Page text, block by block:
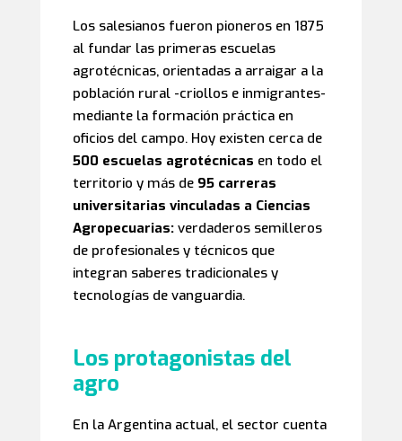
Los salesianos fueron pioneros en 1875
al fundar las primeras escuelas
agrotécnicas, orientadas a arraigar a la
población rural -criollos e inmigrantes-
mediante la formación práctica en
oficios del campo. Hoy existen cerca de
500 escuelas agrotécnicas en todo el
territorio y más de 95 carreras
universitarias vinculadas a Ciencias
Agropecuarias:verdaderos semilleros
de profesionales y técnicos que
integran saberes tradicionales y
tecnologías de vanguardia.
Los protagonistas del
agro
En la Argentina actual, el sector cuenta